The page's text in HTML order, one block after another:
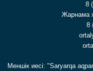
8
Жарнама
8
Меншік иесі: "Saryarqa